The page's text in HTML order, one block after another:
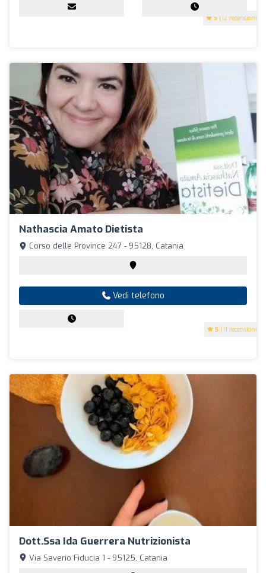
5 (12 recensioni)
Nathascia Amato Dietista
5 (11 recensioni)
Corso delle Province 247 - 95128, Catania
Vedi telefono
Dott.ssa Ida Guerrera Nutrizionista
Via Saverio Fiducia 1 - 95125, Catania